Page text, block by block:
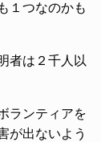
１つなのかも
者は２千人以
ランティアを
が出ないよう